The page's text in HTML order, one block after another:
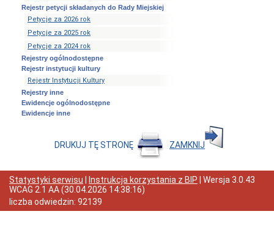
Informacje
ogólne
adresowe
godziny
otwarcia
Przyjęcia
interesantów,
rozpatrywanie
Organizacja
Urzędu
Ogłoszenia
Nabór
Rejestr petycji składanych do Rady Miejskiej
Petycje za 2026 rok
Petycje za 2025 rok
Petycje za 2024 rok
Rejestry ogólnodostępne
Rejestr instytucji kultury
Rejestr Instytucji Kultury
Rejestry inne
Ewidencje ogólnodostępne
Ewidencje inne
DRUKUJ TĘ STRONĘ ZAMKNIJ
Statystyki serwisu Instrukcja korzystania z BIP | Wersja3.0.43
WCAG 2.1 AA(30.04.2026 14:38:16)
liczba odwiedzin: 92139